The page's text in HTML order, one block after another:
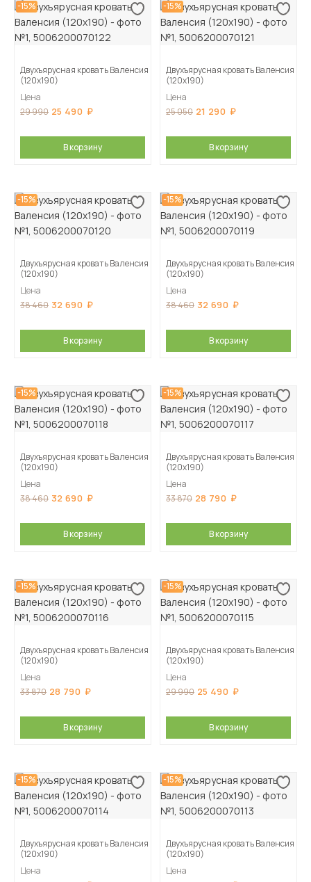
-15%
Двухъярусная кровать Валенсия
(120х190)
Цена
29 990 25 490
В корзину
-15%
Двухъярусная кровать Валенсия
(120х190)
Цена
25 050 21 290
В корзину
-15%
Двухъярусная кровать Валенсия
(120х190)
Цена
38 460 32 690
В корзину
-15%
Двухъярусная кровать Валенсия
(120х190)
Цена
38 460 32 690
В корзину
-15%
Двухъярусная кровать Валенсия
(120х190)
Цена
38 460 32 690
В корзину
-15%
Двухъярусная кровать Валенсия
(120х190)
Цена
33 870 28 790
В корзину
-15%
Двухъярусная кровать Валенсия
(120х190)
Цена
33 870 28 790
В корзину
-15%
Двухъярусная кровать Валенсия
(120х190)
Цена
29 990 25 490
В корзину
-15%
Двухъярусная кровать Валенсия
(120х190)
Цена
-15%
Двухъярусная кровать Валенсия
(120х190)
Цена